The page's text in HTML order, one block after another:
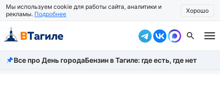
Мы используем cookie для работы сайта, аналитики и
рекламы. Подробнее Хорошо
Все новости
Все про День городаБензин в Тагиле: где есть, где нет